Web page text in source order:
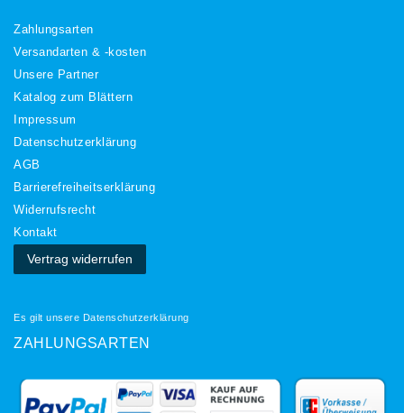
Zahlungsarten
Versandarten & -kosten
Unsere Partner
Katalog zum Blättern
Impressum
Daten­schutz­erklärung
AGB
Barrierefreiheitserklärung
Widerrufs­recht
Kontakt
Vertrag widerrufen
Es gilt unsere Datenschutzerklärung
ZAHLUNGSARTEN